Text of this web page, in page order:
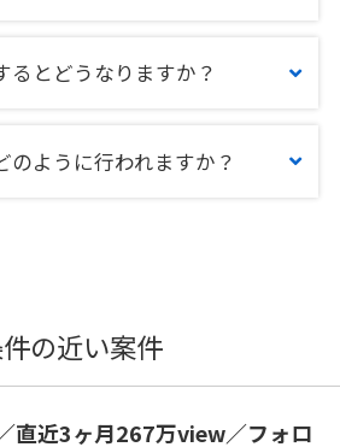
るとどうなりますか？
のように行われますか？
の近い案件
直近3ヶ月267万view／フォロ